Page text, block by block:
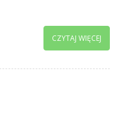
CZYTAJ WIĘCEJ